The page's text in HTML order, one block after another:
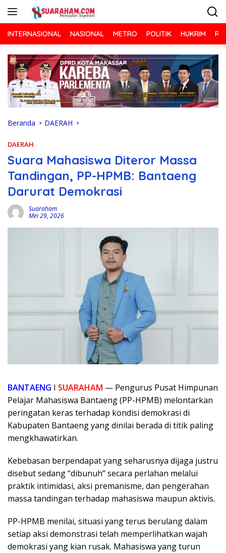
INTERNASIONAL NASIONAL METRO POLITIK HUKRIM
Beranda DAERAH
DAERAH
Suara Mahasiswa Diteror Massa
Tandingan, PP-HPMB: Bantaeng
Darurat Demokrasi
Suaraham
Mei 29, 2026
BANTAENG I SUARAHAM — Pengurus Pusat Himpunan
Pelajar Mahasiswa Bantaeng (PP-HPMB) melontarkan
peringatan keras terhadap kondisi demokrasi di
Kabupaten Bantaeng yang dinilai berada di titik paling
mengkhawatirkan.
Kebebasan berpendapat yang seharusnya dijaga justru
disebut sedang “dibunuh” secara perlahan melalui
praktik intimidasi, aksi premanisme, dan pengerahan
massa tandingan terhadap mahasiswa maupun aktivis.
PP-HPMB menilai, situasi yang terus berulang dalam
setiap aksi demonstrasi telah memperlihatkan wajah
demokrasi yang kian rusak. Mahasiswa yang turun